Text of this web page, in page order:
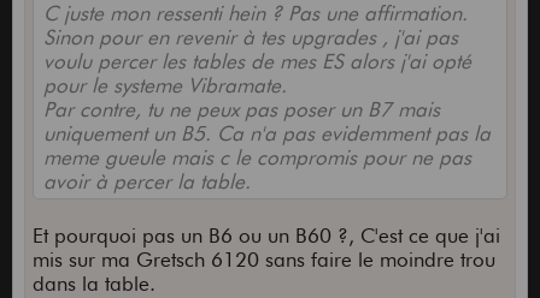
C juste mon ressenti hein ? Pas une affirmation.
Sinon pour en revenir à tes upgrades , j'ai pas
voulu percer les tables de mes ES alors j'ai opté
pour le systeme Vibramate.
Par contre, tu ne peux pas poser un B7 mais
uniquement un B5. Ca n'a pas evidemment pas la
meme gueule mais c le compromis pour ne pas
avoir à percer la table.
Et pourquoi pas un B6 ou un B60 ?, C'est ce que j'ai
mis sur ma Gretsch 6120 sans faire le moindre trou
dans la table.